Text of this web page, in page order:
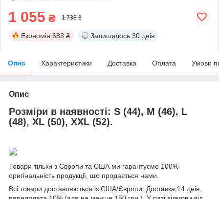
1 055 ₴ 1 738 ₴
Економія 683 ₴ Залишилось 30 днів
Опис Характеристики Доставка Оплата Умови
Опис
Розміри в наявності: S (44), M (46), L
(48), XL (50), XXL (52).
Товари тільки з Європи та США ми гарантуємо 100%
оригінальність продукції, що продається нами.
Всі товари доставляються із США/Європи. Доставка 14 днів,